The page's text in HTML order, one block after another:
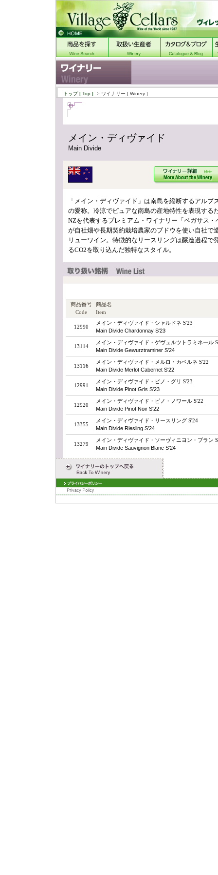
トップ[ Top ] > ワイナリー [ Winery ]
メイン・ディヴァイド
Main Divide
「メイン・ディヴァイド」は南島を縦断するアルプ
の愛称。冷涼でピュアな南島の産地特性を表現する
NZを代表するプレミアム・ワイナリー「ペガサス・
が自社畑や長期契約栽培農家のブドウを使い自社で
リューワイン。特徴的なリースリングは醸造過程で
るCO2を取り込んだ独特なスタイル。
商品番号
Code
商品名
Item
12990
メイン・ディヴァイド・シャルドネ S'23
Main Divide Chardonnay S'23
13114
メイン・ディヴァイド・ゲヴュルツトラミネール
Main Divide Gewurztraminer S'24
13116
メイン・ディヴァイド・メルロ・カベルネ S'22
Main Divide Merlot Cabernet S'22
12991
メイン・ディヴァイド・ピノ・グリ S'23
Main Divide Pinot Gris S'23
12920
メイン・ディヴァイド・ピノ・ノワール S'22
Main Divide Pinot Noir S'22
13355
メイン・ディヴァイド・リースリング S'24
Main Divide Riesling S'24
13279
メイン・ディヴァイド・ソーヴィニヨン・ブラン
Main Divide Sauvignon Blanc S'24